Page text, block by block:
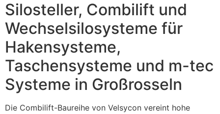
Silosteller, Combilift und
Wechselsilosysteme für
Hakensysteme,
Taschensysteme und m-tec
Systeme in Großrosseln
Die Combilift-Baureihe von Velsycon vereint hohe